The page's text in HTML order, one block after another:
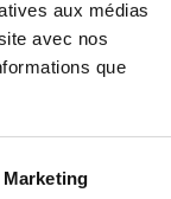
aux médias
avec nos
que
Marketing